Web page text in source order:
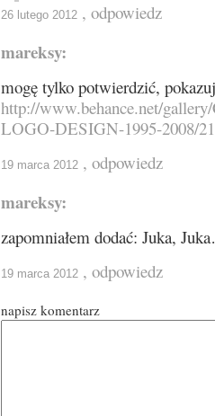
26 lutego 2012 , odpowiedz
mareksy:
mogę tylko potwierdzić,
http://www.behance.net/
LOGO-DESIGN-1995-2008/
19 marca 2012 , odpowiedz
mareksy:
zapomniałem dodać: Juka,
19 marca 2012 , odpowiedz
napisz komentarz